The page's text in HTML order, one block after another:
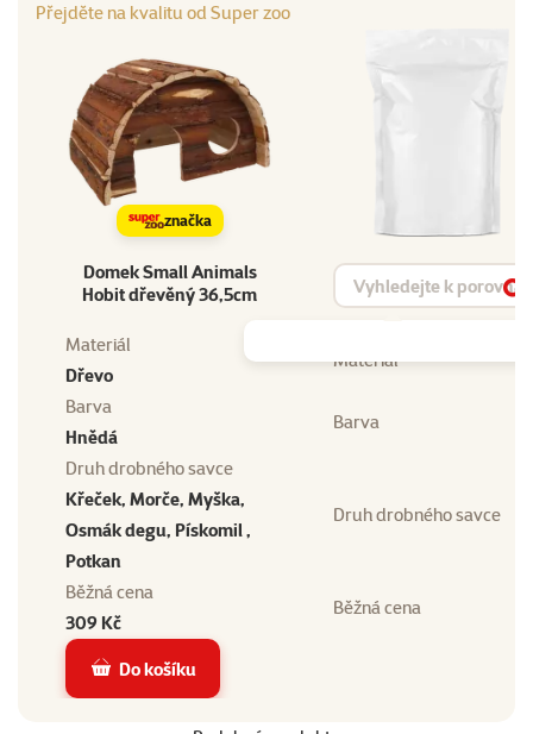
Přejděte na kvalitu od Super zoo
značka
Domek Small Animals
Hobit dřevěný 36,5cm
Vyhledat produkt
Materiál
Dřevo
Materiál
Barva
Hnědá
Barva
Druh drobného savce
Křeček, Morče, Myška,
Osmák degu, Pískomil ,
Potkan
Druh drobného savce
Běžná cena
309 Kč
Běžná cena
Do košíku